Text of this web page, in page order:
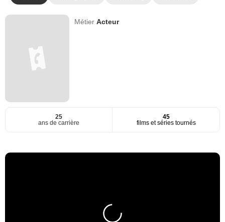
MétierActeur
25
ans de carrière
45
films et séries tournés